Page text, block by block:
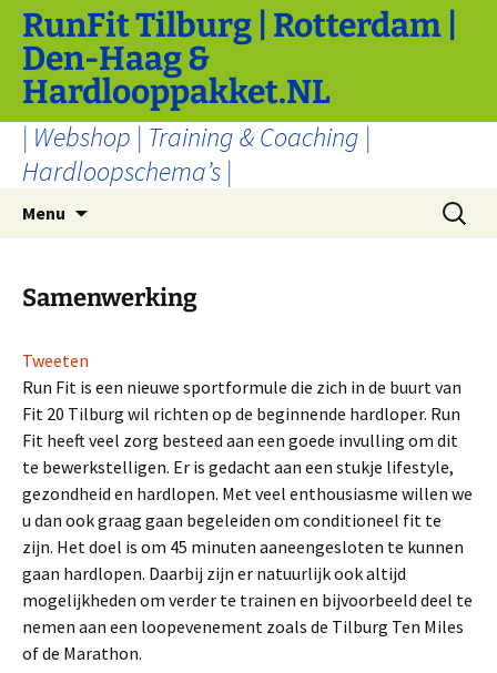
naar
inhoud
RunFit Tilburg | Rotterdam |
Den-Haag &
Hardlooppakket.NL
| Webshop | Training & Coaching |
Hardloopschema’s |
Menu
Zoeken
naar:
Samenwerking
Tweeten
Run Fit is een nieuwe sportformule die zich in de buurt van
Fit 20 Tilburg wil richten op de beginnende hardloper. Run
Fit heeft veel zorg besteed aan een goede invulling om dit
te bewerkstelligen. Er is gedacht aan een stukje lifestyle,
gezondheid en hardlopen. Met veel enthousiasme willen we
u dan ook graag gaan begeleiden om conditioneel fit te
zijn. Het doel is om 45 minuten aaneengesloten te kunnen
gaan hardlopen. Daarbij zijn er natuurlijk ook altijd
mogelijkheden om verder te trainen en bijvoorbeeld deel te
nemen aan een loopevenement zoals de Tilburg Ten Miles
of de Marathon.